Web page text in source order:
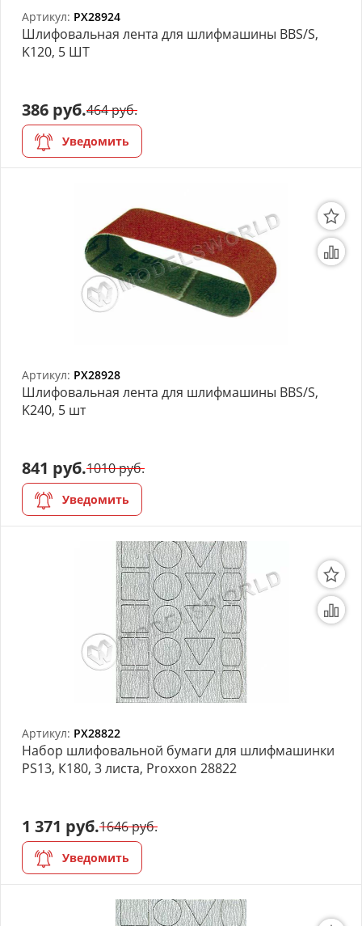
Артикул: PX28924
Шлифовальная лента для шлифмашины ВВS/S,
K120, 5 ШТ
386 руб.464 руб.
Уведомить
Артикул: PX28928
Шлифовальная лента для шлифмашины ВВS/S,
K240, 5 шт
841 руб.1010 руб.
Уведомить
Артикул: PX28822
Набор шлифовальной бумаги для шлифмашинки
PS13, К180, 3 листа, Proxxon 28822
1 371 руб.1646 руб.
Уведомить